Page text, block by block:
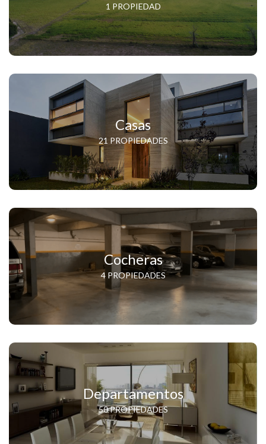
1 PROPIEDAD
Casas
21 PROPIEDADES
Cocheras
4 PROPIEDADES
Departamentos
50 PROPIEDADES